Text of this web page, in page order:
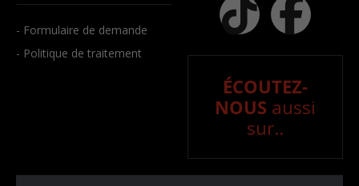
- Formulaire de demande
- Politique de traitement
ÉCOUTEZ-
NOUS aussi
sur..